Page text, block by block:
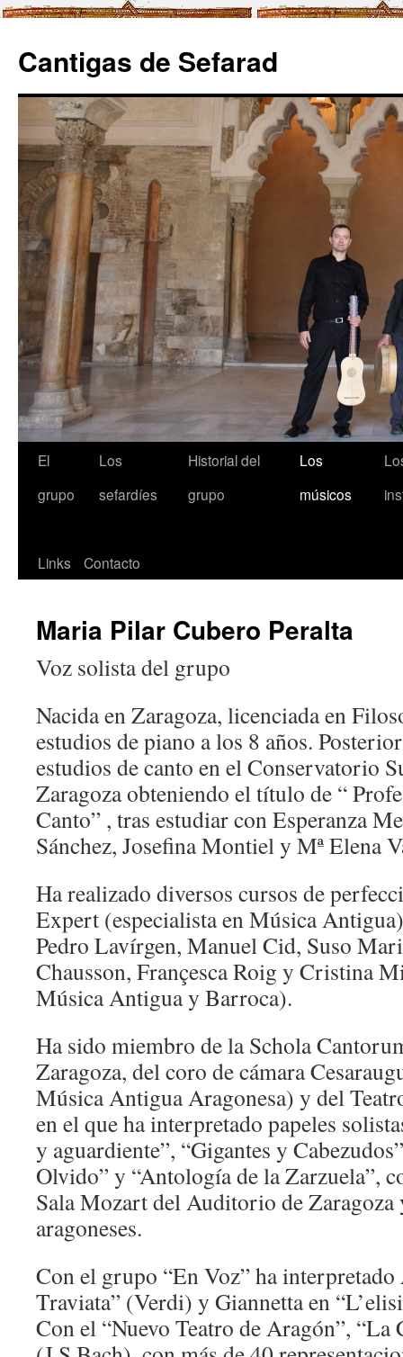
Cantigas de Sefarad
El
grupo
Los
sefardíes
Historial del
grupo
Los
músicos
Links Contacto
Maria Pilar Cubero Peralta
Voz solista del grupo
Nacida en Zaragoza, licenciada en
estudios de piano a los 8 años.
estudios de canto en el Conservatorio
Zaragoza obteniendo el título de “
Canto” , tras estudiar con Esperanza
Sánchez, Josefina Montiel y Mª Elena
Ha realizado diversos cursos de
Expert (especialista en Música
Pedro Lavírgen, Manuel Cid, Suso
Chausson, Françesca Roig y Cristina
Música Antigua y Barroca).
Ha sido miembro de la Schola
Zaragoza, del coro de cámara
Música Antigua Aragonesa) y del
en el que ha interpretado papeles
y aguardiente”, “Gigantes y
Olvido” y “Antología de la Zarzuela”,
Sala Mozart del Auditorio de
aragoneses.
Con el grupo “En Voz” ha
Traviata” (Verdi) y Giannetta en
Con el “Nuevo Teatro de Aragón”, “La